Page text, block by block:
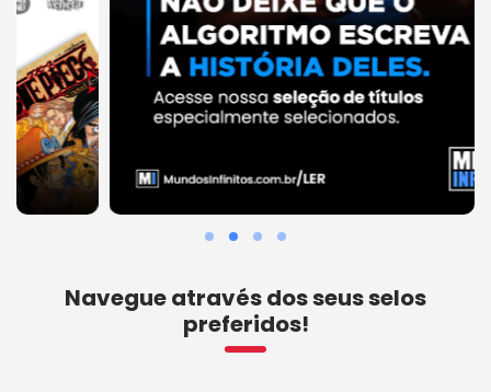
Navegue através dos seus selos
preferidos!